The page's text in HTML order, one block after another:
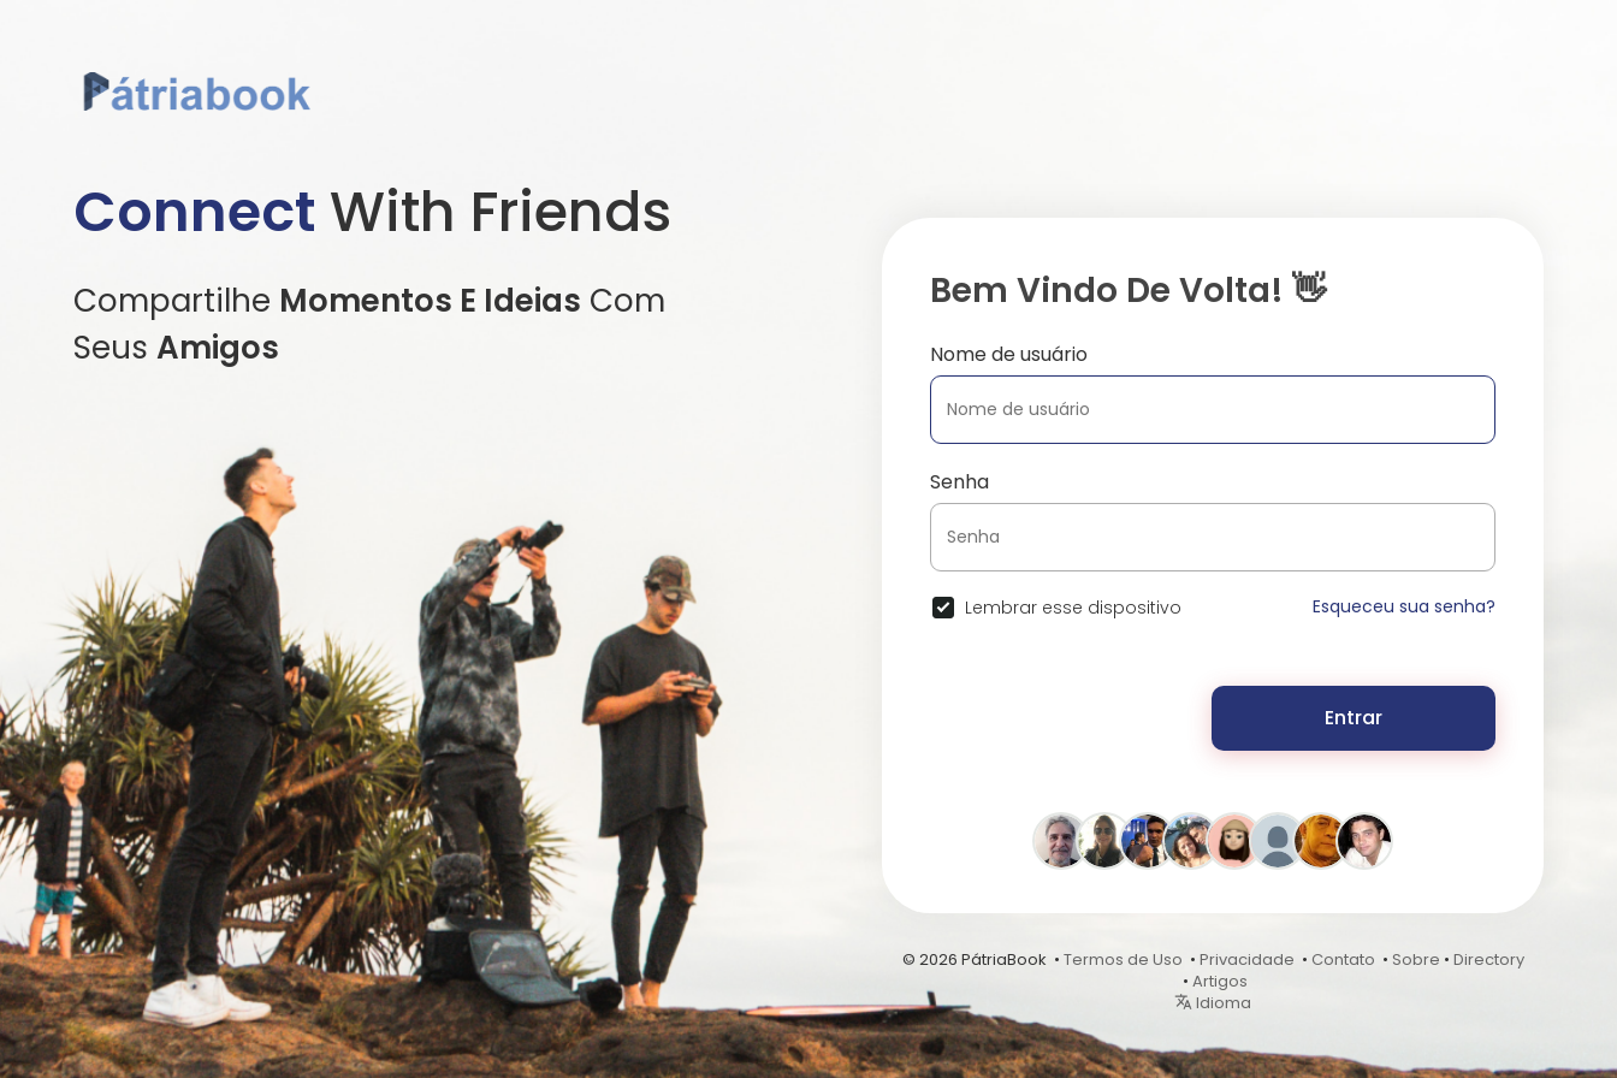
Connect With Friends
Compartilhe Momentos E Ideias Com
Seus Amigos
Bem Vindo De Volta! 👋
Nome de usuário
Senha
Lembrar esse dispositivo Esqueceu sua senha?
Entrar
© 2026 PátriaBook • Termos de Uso • Privacidade • Contato • Sobre • Directory
• Artigos
Idioma